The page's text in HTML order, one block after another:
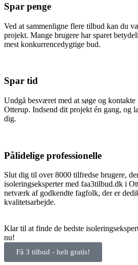
Spar penge
Ved at sammenligne flere tilbud kan du
projekt. Mange brugere har sparet
mest konkurrencedygtige bud.
Spar tid
Undgå besværet med at søge og
Otterup. Indsend dit projekt én gang, og
dig.
Pålidelige professionelle
Slut dig til over 8000 tilfredse brugere,
isoleringseksperter med faa3tilbud.dk i
netværk af godkendte fagfolk, der er
kvalitetsarbejde.
Klar til at finde de bedste
nu!
Få 3 tilbud - helt gratis!